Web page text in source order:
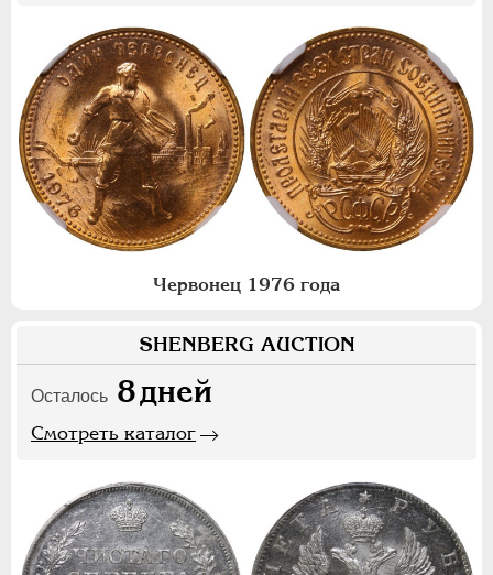
Червонец 1976 года
SHENBERG AUCTION
Осталось 8дней
Смотреть каталог